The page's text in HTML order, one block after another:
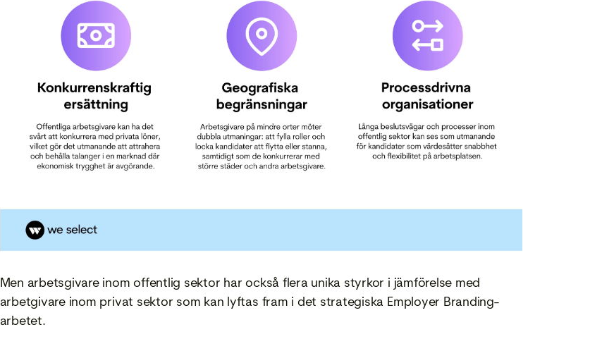
Men arbetsgivare inom offentlig sektor har också flera unika styrkor i jämförelse med
arbetgivare inom privat sektor som kan lyftas fram i det strategiska Employer Branding-
arbetet.